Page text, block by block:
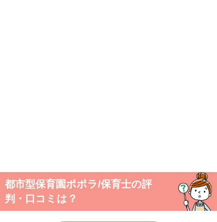
都市型保育園ポポラ/保育士の評
判・口コミは？